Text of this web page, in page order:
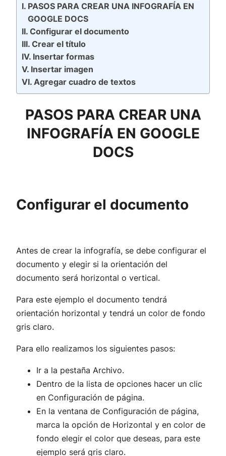
PASOS PARA CREAR UNA INFOGRAFÍA EN
GOOGLE DOCS
Configurar el documento
Crear el título
Insertar formas
Insertar imagen
Agregar cuadro de textos
PASOS PARA CREAR UNA
INFOGRAFÍA EN GOOGLE
DOCS
Configurar el documento
Antes de crear la infografía, se debe configurar el
documento y elegir si la orientación del
documento será horizontal o vertical.
Para este ejemplo el documento tendrá
orientación horizontal y tendrá un color de fondo
gris claro.
Para ello realizamos los siguientes pasos:
Ir a la pestaña Archivo.
Dentro de la lista de opciones hacer un clic
en Configuración de página.
En la ventana de Configuración de página,
marca la opción de Horizontal y en color de
fondo elegir el color que deseas, para este
ejemplo será gris claro.